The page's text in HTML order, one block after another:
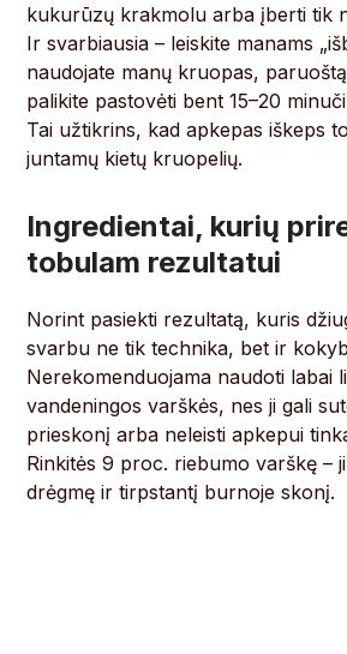
kukurūzų krakmolu arba įberti tik
Ir svarbiausia – leiskite manams
naudojate manų kruopas,
palikite pastovėti bent 15–20
Tai užtikrins, kad apkepas iškeps
juntamų kietų kruopelių.
Ingredientai, kurių
tobulam rezultatui
Norint pasiekti rezultatą, kuris
svarbu ne tik technika, bet ir
Nerekomenduojama naudoti labai
vandeningos varškės, nes ji gali
prieskonį arba neleisti apkepui
Rinkitės 9 proc. riebumo varškę –
drėgmę ir tirpstantį burnoje skonį.